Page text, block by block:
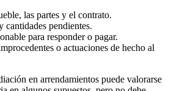
las partes y el contrato.
cantidades pendientes.
para responder o pagar.
o actuaciones de hecho al
en arrendamientos puede valorarse